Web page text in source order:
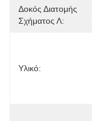
Δοκός Διατομής
Σχήματος Λ:
Υλικό: